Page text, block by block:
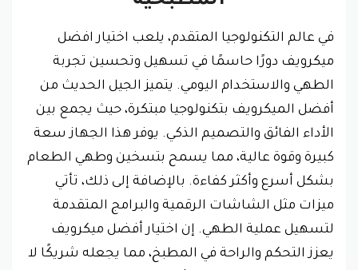
في عالم التكنولوجيا المتقدم، يلعب اختيار افضل
ميكرويف دورًا حاسمًا في تسهيل وتحسين تجربة
الطهي والاستخدام اليومي. يتميز الجيل الحديث من
أفضل الميكرويف بتكنولوجيا مبتكرة، حيث يجمع بين
الأداء الفائق والتصميم الذكي. يوفر هذا الجهاز سعة
كبيرة وقوة عالية، مما يسمح بتسخين وطهي الطعام
بشكل أسرع وأكثر كفاءة. بالإضافة إلى ذلك، تأتي
ميزات مثل الشاشات الرقمية والبرامج المتقدمة
لتسهيل عملية الطهي. إن اختيار أفضل ميكرويف
يعزز التحكم والراحة في المطبخ، مما يجعله شريكًا لا